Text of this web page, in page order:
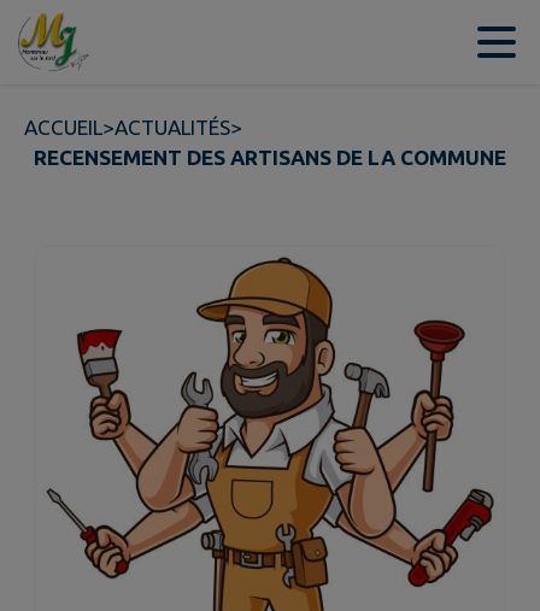
Contenu
ACCUEIL>ACTUALITÉS>
RECENSEMENT DES ARTISANS DE LA COMMUNE